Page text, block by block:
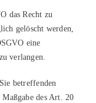
das Recht zu
gelöscht werden,
eine
verlangen.
betreffenden
des Art. 20